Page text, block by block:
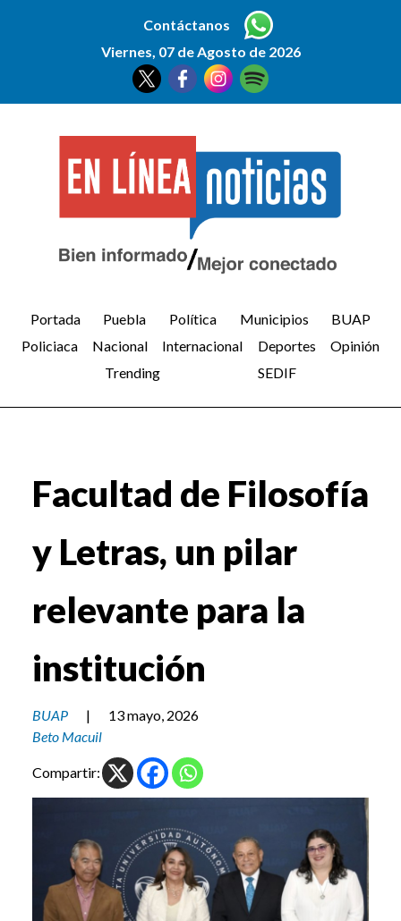
Contáctanos
Viernes, 07 de Agosto de 2026
Portada Puebla Política Municipios
BUAP
Policiaca
Nacional Internacional Deportes
Opinión
Trending
SEDIF
Facultad de Filosofía
y Letras, un pilar
relevante para la
institución
BUAP |
13 mayo, 2026
Beto Macuil
Compartir: